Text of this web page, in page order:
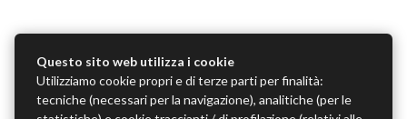
Questo sito web utilizza i cookie
Utilizziamo cookie propri e di terze parti per finalità:
tecniche (necessari per la navigazione), analitiche (per le